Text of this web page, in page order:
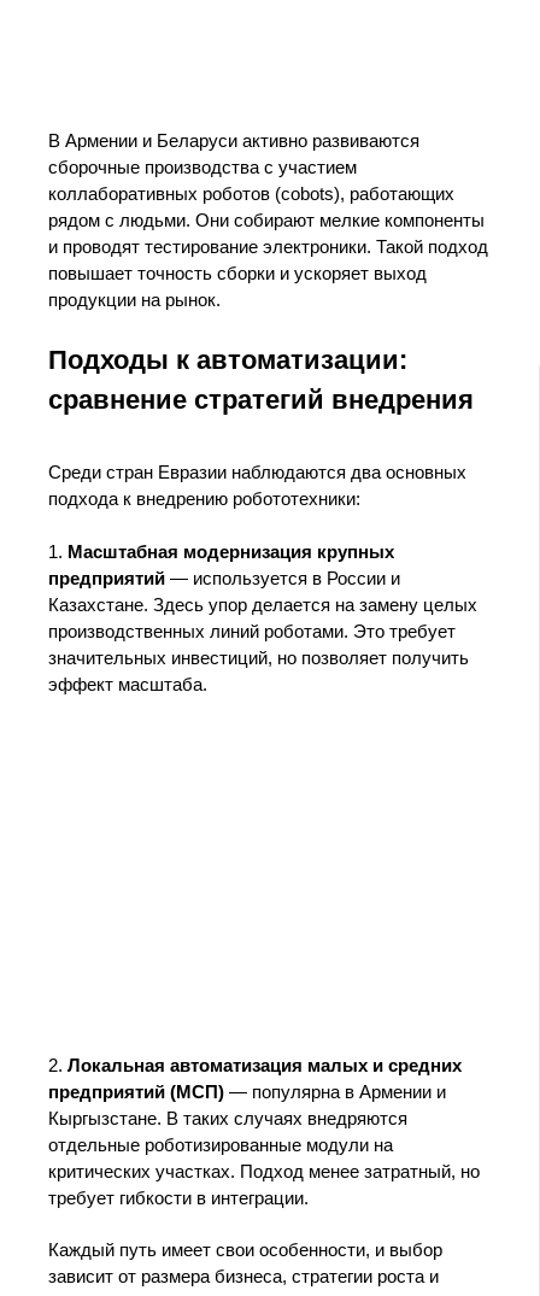
В Армении и Беларуси активно развиваются
сборочные производства с участием
коллаборативных роботов (cobots), работающих
рядом с людьми. Они собирают мелкие компоненты
и проводят тестирование электроники. Такой подход
повышает точность сборки и ускоряет выход
продукции на рынок.
Подходы к автоматизации:
сравнение стратегий внедрения
Среди стран Евразии наблюдаются два основных
подхода к внедрению робототехники:
1. Масштабная модернизация крупных
предприятий— используется в России и
Казахстане. Здесь упор делается на замену целых
производственных линий роботами. Это требует
значительных инвестиций, но позволяет получить
эффект масштаба.
2. Локальная автоматизация малых и средних
предприятий (МСП)— популярна в Армении и
Кыргызстане. В таких случаях внедряются
отдельные роботизированные модули на
критических участках. Подход менее затратный, но
требует гибкости в интеграции.
Каждый путь имеет свои особенности, и выбор
зависит от размера бизнеса, стратегии роста и